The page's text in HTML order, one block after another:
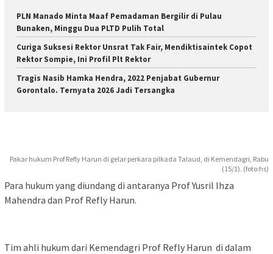
PLN Manado Minta Maaf Pemadaman Bergilir di Pulau
Bunaken, Minggu Dua PLTD Pulih Total
Curiga Suksesi Rektor Unsrat Tak Fair, Mendiktisaintek Copot
Rektor Sompie, Ini Profil Plt Rektor
Tragis Nasib Hamka Hendra, 2022 Penjabat Gubernur
Gorontalo. Ternyata 2026 Jadi Tersangka
Pakar hukum Prof Refly Harun di gelar perkara pilkada Talaud, di Kemendagri, Rabu
(15/1). (foto:hs)
Para hukum yang diundang di antaranya Prof Yusril Ihza
Mahendra dan Prof Refly Harun.
Tim ahli hukum dari Kemendagri Prof Refly Harun di dalam